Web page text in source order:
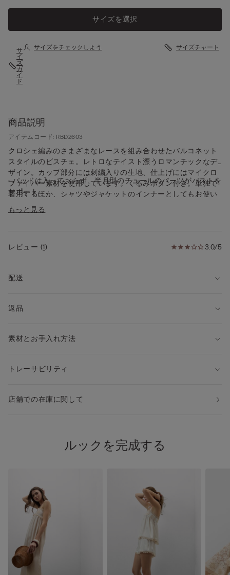
サイズを選択
サ
イ
ズ
ガ
イ
ド
サイズをチェックしよう サイズチャート
商品説明
アイテムコード: RBD2603
クロシェ編みのさまざまなレースを組み合わせたバルコネット
スタイルのビスチェ。レトロなテイスト漂うロマンチックなデ
ザイン。カップ部分には刺繍入りの生地、仕上げにはマイクロ
ファイバー素材を使用しています。くるみボタン付き。単独で
着用するほか、シャツやジャケットのインナーとしてもお使い
いただけます。
• パッドは入っておらず、半月型のチュールのパーツがバストを
サポート
• サイドボーン付き
• バストをしっかりサポート
もっと見る
3.0/5
レビュー (1)
配送
返品
素材とお手入れ方法
トレーサビリティ
店舗での在庫に関して
ルックを完成する